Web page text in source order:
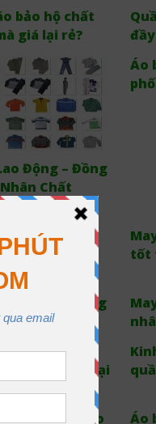
bảo hộ chất
giá lại rẻ?
Động – Đồng
Chất
Áo
bảo hộ lao
với giá
tốt
chất lượng
Áo Bảo Hộ
Hè Giá Rẻ Tại
phục bảo
Áo